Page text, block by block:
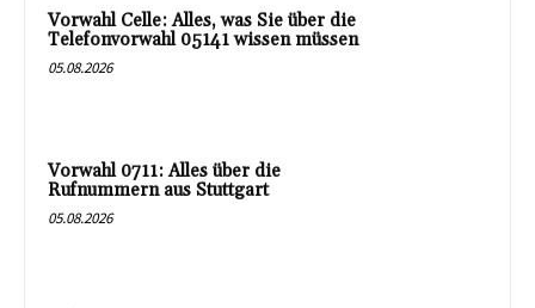
Vorwahl Celle: Alles, was Sie über die
Telefonvorwahl 05141 wissen müssen
05.08.2026
Vorwahl 0711: Alles über die
Rufnummern aus Stuttgart
05.08.2026